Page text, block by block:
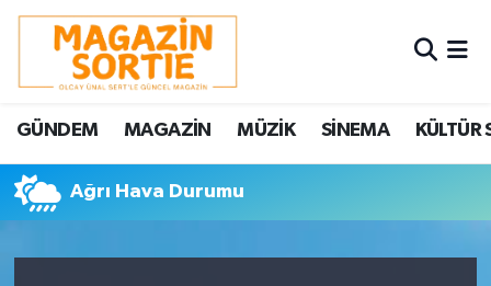
GÜNDEM MAGAZİN MÜZİK SİNEMA KÜLTÜR
Ağrı Hava Durumu
Nöbetçi Eczaneler
Hava Durumu
Trafik Durumu